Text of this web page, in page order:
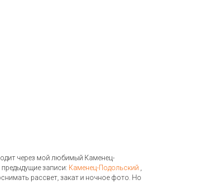
через мой любимый Каменец-
записи: Каменец-Подольский
рассвет, закат и ночное фото. Но